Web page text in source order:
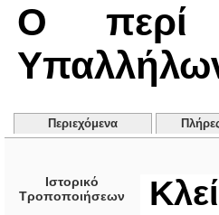
Ο περί
Περιεχόμενα
Ιστορικό
Τροποποιήσεων